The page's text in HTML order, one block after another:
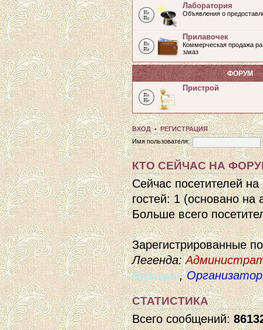
Лаборатория
Объявления о
Прилавочек
Коммерческая продажа
заказ
ФОРУМ
Пристрой
ВХОД•РЕГИСТРАЦИЯ
Имя пользователя:
КТО СЕЙЧАС НА
Сейчас посетителей
гостей: 1 (основано на
Больше всего
Зарегистрированные
Легенда:
Курьеры,
СТАТИСТИКА
Всего сообщений: